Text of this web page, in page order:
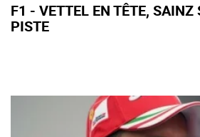
F1 - VETTEL EN TÊTE, SAINZ
PISTE